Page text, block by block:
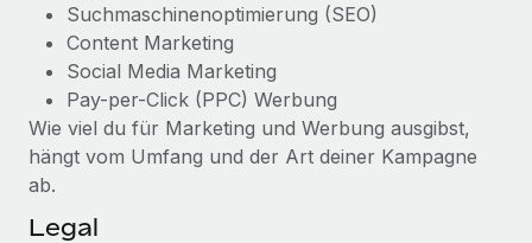
Suchmaschinenoptimierung (SEO)
Content Marketing
Social Media Marketing
Pay-per-Click (PPC) Werbung
Wie viel du für Marketing und Werbung ausgibst,
hängt vom Umfang und der Art deiner Kampagne
ab.
Legal